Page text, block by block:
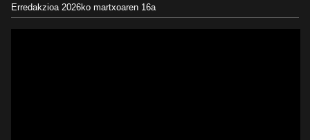
Erredakzioa 2026ko martxoaren 16a